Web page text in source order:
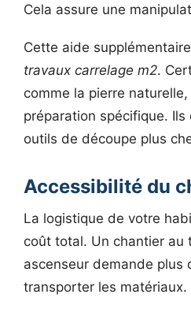
Cela assure une
Cette aide
travaux carrelage m2.
comme la pierre
préparation spécifique.
outils de découpe plus
Accessibilité du
La logistique de votre
coût total. Un chantier au
ascenseur demande plus
transporter les matériaux.